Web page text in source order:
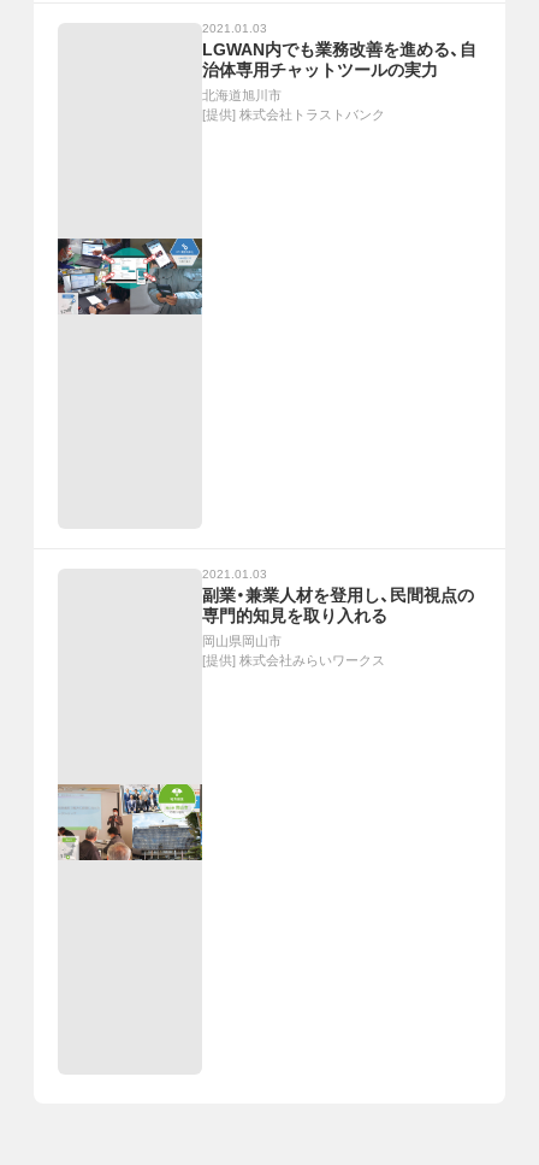
2021.01.03
LGWAN内でも業務改善を進める、自
治体専用チャットツールの実力
北海道旭川市
[提供] 株式会社トラストバンク
2021.01.03
副業・兼業人材を登用し、民間視点の
専門的知見を取り入れる
岡山県岡山市
[提供] 株式会社みらいワークス